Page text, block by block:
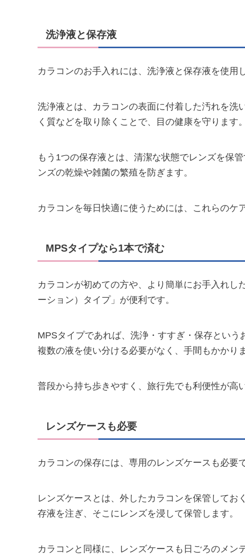
洗浄液と保存液
カラコンのお手入れには、洗浄液と保存液を使用
洗浄液とは、カラコンの表面に付着した汚れを洗
く質などを取り除くことで、目の健康を守ります。
もう1つの保存液とは、清潔な状態でレンズを保
ンズの乾燥や雑菌の繁殖を防ぎます。
カラコンを毎日快適に使うためには、これらのケ
MPSタイプなら1本で済む
カラコンが初めての方や、より簡単にお手入れし
ーション）タイプ」が便利です。
MPSタイプであれば、洗浄・すすぎ・保存という
複数の液を使い分ける必要がなく、手間もかかり
普段から持ち歩きやすく、旅行先でも利便性が高
レンズケースも必要
カラコンの保存には、専用のレンズケースも必要で
レンズケースとは、外したカラコンを保管して
存液を注ぎ、そこにレンズを浸して保管します。
カラコンと同様に、レンズケースも日ごろのメ